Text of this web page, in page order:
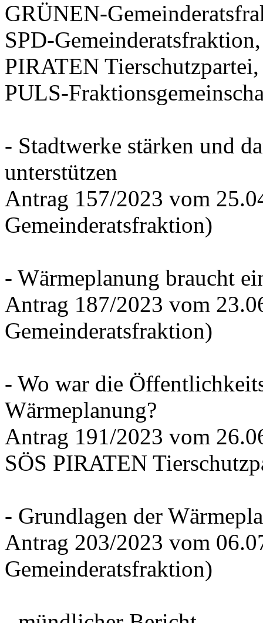
GRÜNEN-
SPD-
PIRATEN Tierschutzpartei,
PULS-
- Stadtwerke stärken und
unterstützen
Antrag 157/2023 vom
Gemeinderatsfraktion)
- Wärmeplanung braucht
Antrag 187/2023 vom
Gemeinderatsfraktion)
- Wo war die
Wärmeplanung?
Antrag 191/2023 vom
SÖS PIRATEN
- Grundlagen der
Antrag 203/2023 vom
Gemeinderatsfraktion)